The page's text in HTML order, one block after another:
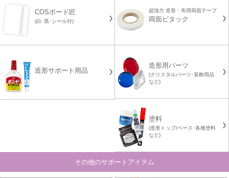
COSボード匠
(白･黒･シール付)
超強力 造形・布用両面テープ
両面ピタック
造形サポート用品
造形用パーツ
(クリスタルパーツ･装飾用品
など)
塗料
(造形トップ/ベース･各種塗料
など)
その他のサポートアイテム